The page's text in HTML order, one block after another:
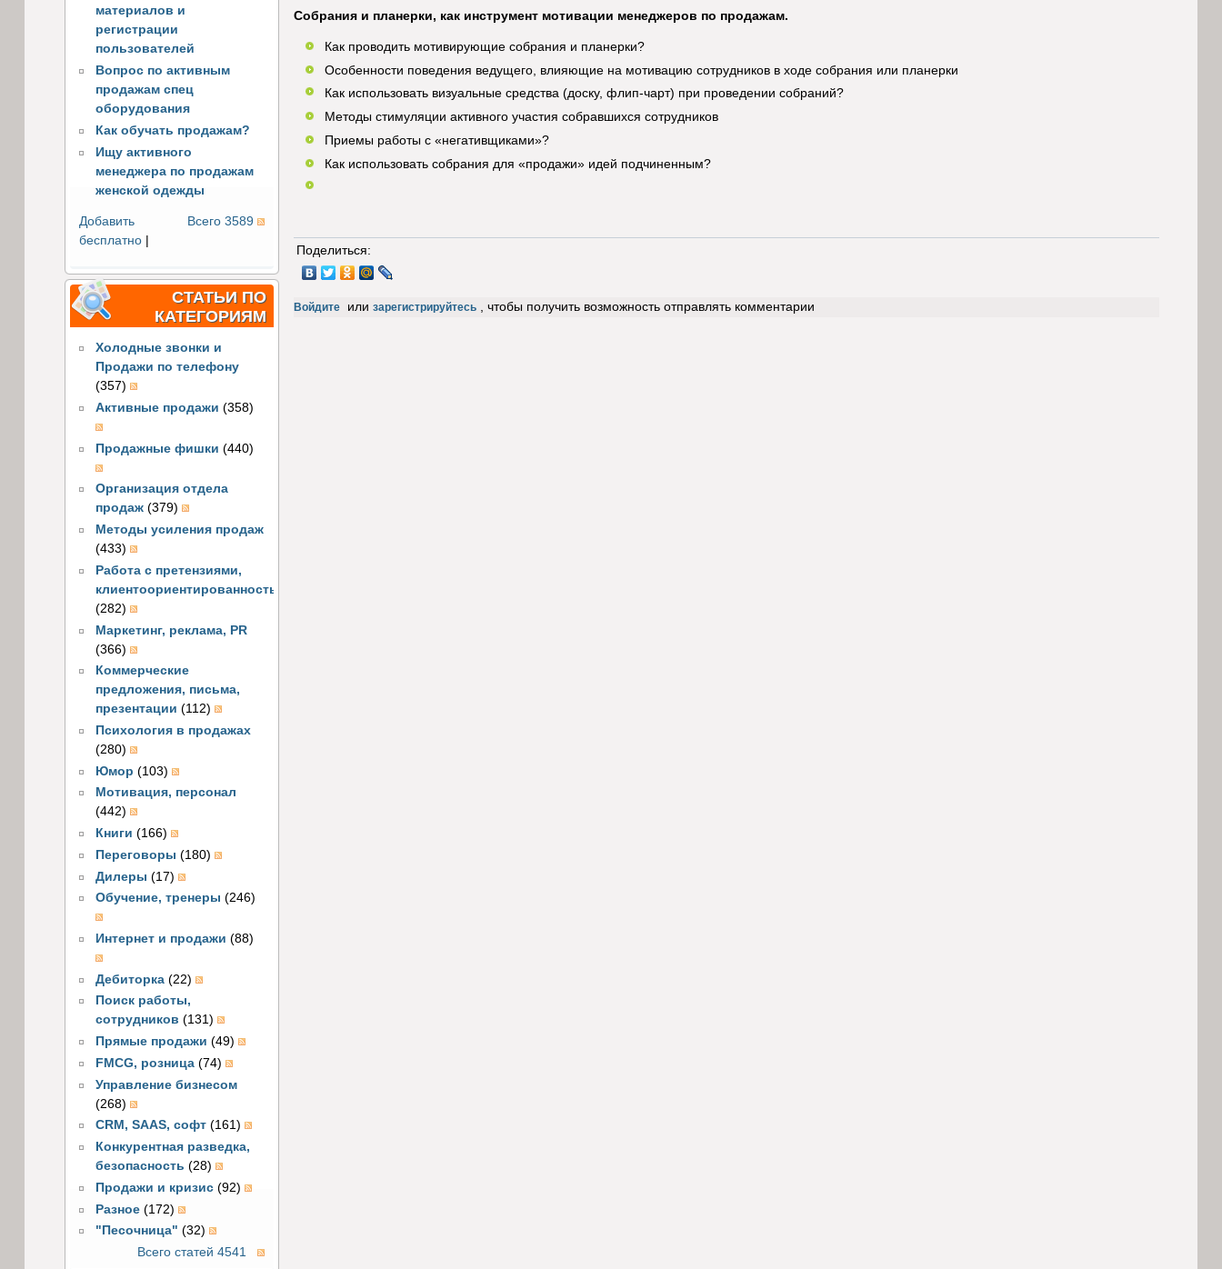
материалов и
регистрации
пользователей
Вопрос по активным
продажам спец
оборудования
Как обучать продажам?
Ищу активного
менеджера по продажам
женской одежды
Всего 3589
Добавить
бесплатно|
СТАТЬИ ПО
КАТЕГОРИЯМ
Холодные звонки и
Продажи по телефону
(357)
Активные продажи (358)
Продажные фишки (440)
Организация отдела
продаж (379)
Методы усиления продаж
(433)
Работа с претензиями,
клиентоориентированность
(282)
Маркетинг, реклама, PR
(366)
Коммерческие
предложения, письма,
презентации (112)
Психология в продажах
(280)
Юмор (103)
Мотивация, персонал
(442)
Книги (166)
Переговоры (180)
Дилеры (17)
Обучение, тренеры (246)
Интернет и продажи (88)
Дебиторка (22)
Поиск работы,
сотрудников (131)
Прямые продажи (49)
FMCG, розница (74)
Управление бизнесом
(268)
CRM, SAAS, софт (161)
Конкурентная разведка,
безопасность (28)
Продажи и кризис (92)
Разное (172)
"Песочница" (32)
Всего статей 4541
Собрания и планерки, как инструмент мотивации менеджеров по продажам.
Как проводить мотивирующие собрания и планерки?
Особенности поведения ведущего, влияющие на мотивацию сотрудников в ходе собрания или планерки
Как использовать визуальные средства (доску, флип-чарт) при проведении собраний?
Методы стимуляции активного участия собравшихся сотрудников
Приемы работы с «негативщиками»?
Как использовать собрания для «продажи» идей подчиненным?
Поделиться:
Войдите или зарегистрируйтесь , чтобы получить возможность отправлять комментарии